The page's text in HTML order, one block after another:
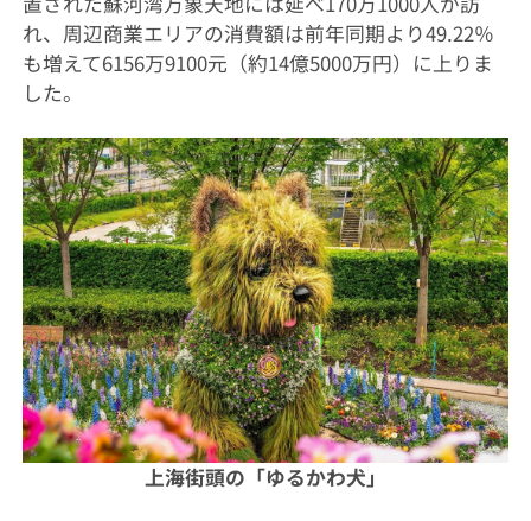
れ、周辺商業エリアの消費額は前年同期より49.22％
も増えて6156万9100元（約14億5000万円）に上りま
した。
上海街頭の「ゆるかわ犬」